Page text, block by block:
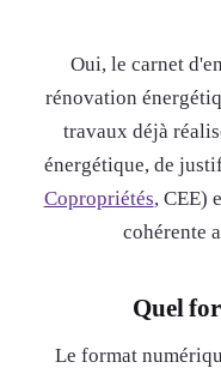
Oui, le carnet
rénovation
travaux déjà
énergétique, de
Copropriétés, CEE)
cohérente
Quel
Le format